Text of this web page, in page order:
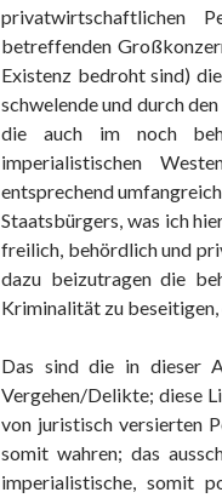
privatwirtschaftlichen
betreffenden
Existenz bedroht sind)
schwelende und durch
die auch im noch
imperialistischen
entsprechend
Staatsbürgers, was ich
freilich, behördlich und
dazu beizutragen die
Kriminalität zu
Das sind die in dieser
Vergehen/Delikte; diese
von juristisch versierten
somit wahren; das
imperialistische, somit